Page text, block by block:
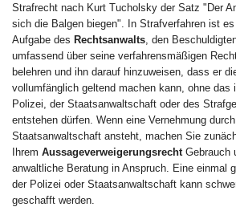
Strafrecht nach Kurt Tucholsky der Satz "Der
sich die Balgen biegen". In Strafverfahren ist
Aufgabe des Rechtsanwalts , den
umfassend über seine verfahrensmäßigen
belehren und ihn darauf hinzuweisen, dass er
vollumfänglich geltend machen kann, ohne das
Polizei, der Staatsanwaltschaft oder des
entstehen dürfen. Wenn eine Vernehmung
Staatsanwaltschaft ansteht, machen Sie
Ihrem Aussageverweigerungsrecht Gebrauch
anwaltliche Beratung in Anspruch. Eine einmal
der Polizei oder Staatsanwaltschaft kann
geschafft werden.